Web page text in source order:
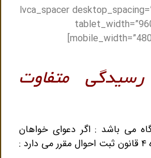
[/vc_column_text][lvca_spacer
mobile_width=”480″ mobile_spacing=”20″]
متفاوت
می باشد : اگر دعوای خواهان
: